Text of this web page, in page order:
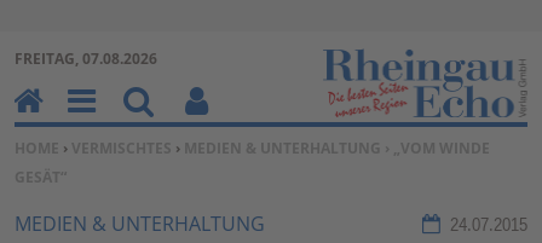
Zum Inhalt springen ↓
FREITAG, 07.08.2026
SIE BEFINDEN SICH HIER:
HOME › VERMISCHTES › MEDIEN & UNTERHALTUNG › „VOM WINDE
GESÄT“
MEDIEN & UNTERHALTUNG 24.07.2015
H
o
m
e
M
en
Su
ch
Be
nu
erf